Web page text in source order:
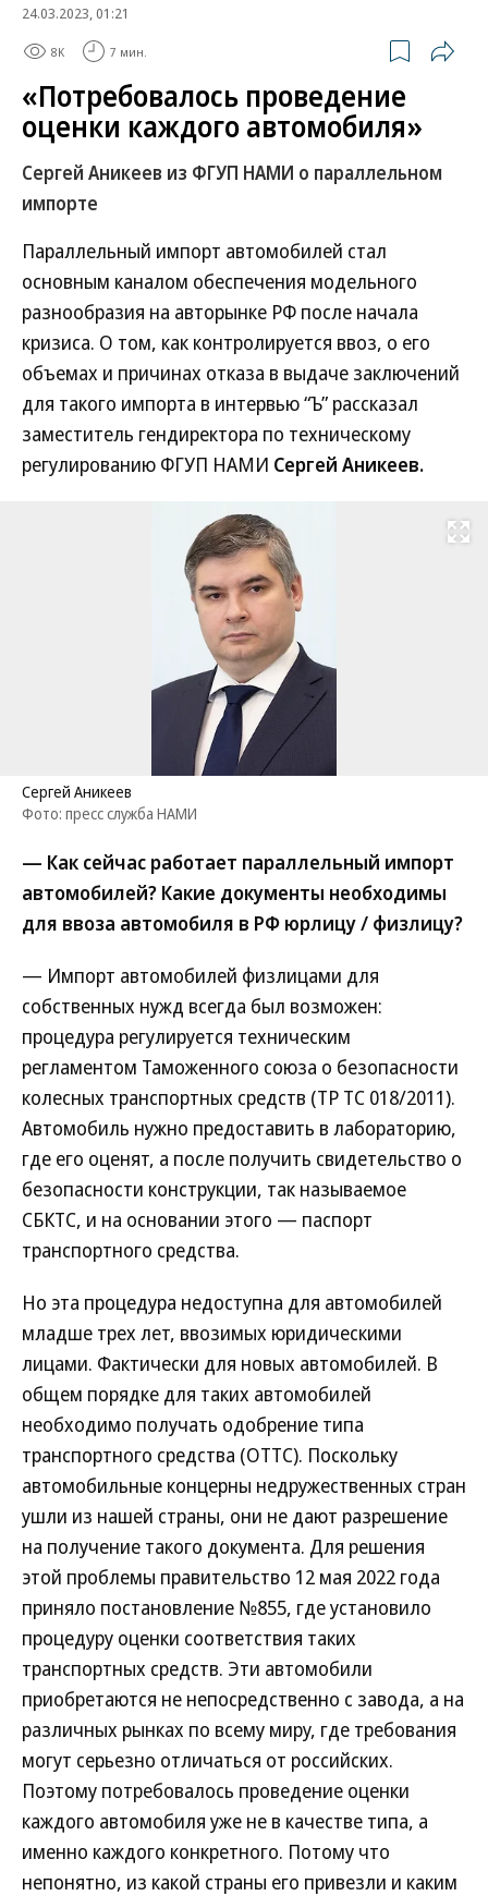
24.03.2023, 01:21
8K 7 мин.
«Потребовалось проведение
оценки каждого автомобиля»
Сергей Аникеев из ФГУП НАМИ о параллельном
импорте
Параллельный импорт автомобилей стал
основным каналом обеспечения модельного
разнообразия на авторынке РФ после начала
кризиса. О том, как контролируется ввоз, о его
объемах и причинах отказа в выдаче заключений
для такого импорта в интервью “Ъ” рассказал
заместитель гендиректора по техническому
регулированию ФГУП НАМИ Сергей Аникеев.
Развернуть
Сергей Аникеев
Фото: пресс служба НАМИ
— Как сейчас работает параллельный импорт
автомобилей? Какие документы необходимы
для ввоза автомобиля в РФ юрлицу / физлицу?
— Импорт автомобилей физлицами для
собственных нужд всегда был возможен:
процедура регулируется техническим
регламентом Таможенного союза о безопасности
колесных транспортных средств (ТР ТС 018/2011).
Автомобиль нужно предоставить в лабораторию,
где его оценят, а после получить свидетельство о
безопасности конструкции, так называемое
СБКТС, и на основании этого — паспорт
транспортного средства.
Но эта процедура недоступна для автомобилей
младше трех лет, ввозимых юридическими
лицами. Фактически для новых автомобилей. В
общем порядке для таких автомобилей
необходимо получать одобрение типа
транспортного средства (ОТТС). Поскольку
автомобильные концерны недружественных стран
ушли из нашей страны, они не дают разрешение
на получение такого документа. Для решения
этой проблемы правительство 12 мая 2022 года
приняло постановление №855, где установило
процедуру оценки соответствия таких
транспортных средств. Эти автомобили
приобретаются не непосредственно с завода, а на
различных рынках по всему миру, где требования
могут серьезно отличаться от российских.
Поэтому потребовалось проведение оценки
каждого автомобиля уже не в качестве типа, а
именно каждого конкретного. Потому что
непонятно, из какой страны его привезли и каким